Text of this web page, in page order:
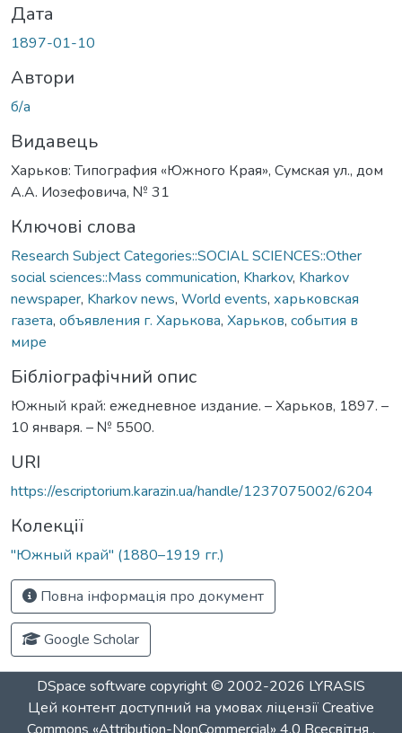
Дата
1897-01-10
Автори
б/а
Видавець
Харьков: Типография «Южного Края», Сумская ул., дом
А.А. Иозефовича, № 31
Ключові слова
Research Subject Categories::SOCIAL SCIENCES::Other
social sciences::Mass communication, Kharkov, Kharkov
newspaper, Kharkov news, World events, харьковская
газета, объявления г. Харькова, Харьков, события в
мире
Бібліографічний опис
Южный край: ежедневное издание. – Харьков, 1897. –
10 января. – № 5500.
URI
https://escriptorium.karazin.ua/handle/1237075002/6204
Колекції
"Южный край" (1880–1919 гг.)
Повна інформація про документ
Google Scholar
DSpace software copyright © 2002-2026 LYRASIS
Цей контент доступний на умовах ліцензіїCreative